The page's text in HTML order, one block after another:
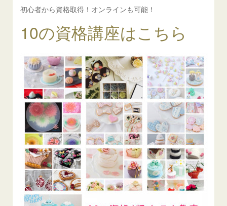
初心者から資格取得！オンラインも可能！
10の資格講座はこちら